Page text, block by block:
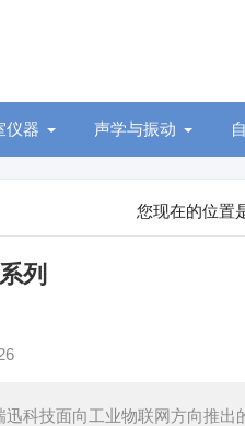
仪器 声学与振动
您现在的位置
列
科技面向工业物联网方向推